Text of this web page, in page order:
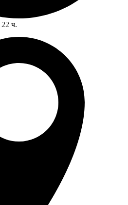
ч.